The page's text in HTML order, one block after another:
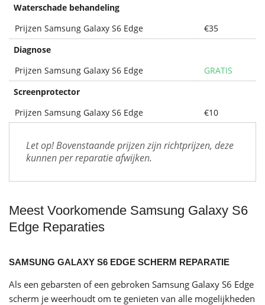
Waterschade behandeling
Prijzen Samsung Galaxy S6 Edge
€35
Diagnose
Prijzen Samsung Galaxy S6 Edge
GRATIS
Screenprotector
Prijzen Samsung Galaxy S6 Edge
€10
Let op! Bovenstaande prijzen zijn richtprijzen, deze
kunnen per reparatie afwijken.
Meest Voorkomende Samsung Galaxy S6
Edge Reparaties
SAMSUNG GALAXY S6 EDGE SCHERM REPARATIE
Als een gebarsten of een gebroken Samsung Galaxy S6 Edge
scherm je weerhoudt om te genieten van alle mogelijkheden